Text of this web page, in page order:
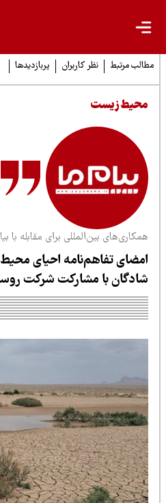
مرتبط نظر کاربران پربازدیدها
زیست
بین‌المللی برای مقابله با
تفاهم‌نامه احیای
با مشارکت شرکت روسی